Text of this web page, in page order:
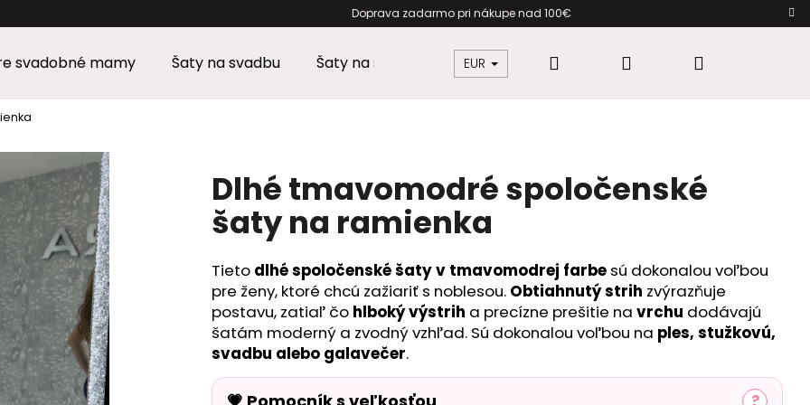
Doprava zadarmo pri nákupe nad
svadobné mamy Šaty na svadbu Šaty na stužkovú Šaty pre moletky Dámska móda
EUR Hľadať Prihlásenie
Dlhé tmavomodré spoločenské
šaty na ramienka
Tieto dlhé spoločenské šaty v tmavomodrej farbe sú dokonalou voľbou
pre ženy, ktoré chcú zažiariť s noblesou. Obtiahnutý strih zvýrazňuje
postavu, zatiaľ čo hlboký výstrih a precízne prešitie na vrchu dodávajú
šatám moderný a zvodný vzhľad. Sú dokonalou voľbou na ples, stužkovú,
svadbu alebo galavečer.
?
Odporúčame